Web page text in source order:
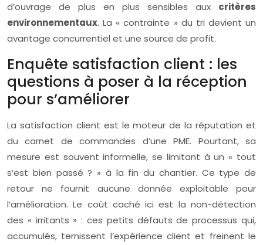
d’ouvrage de plus en plus sensibles aux critères
environnementaux. La « contrainte » du tri devient un
avantage concurrentiel et une source de profit.
Enquête satisfaction client : les
questions à poser à la réception
pour s’améliorer
La satisfaction client est le moteur de la réputation et
du carnet de commandes d’une PME. Pourtant, sa
mesure est souvent informelle, se limitant à un « tout
s’est bien passé ? » à la fin du chantier. Ce type de
retour ne fournit aucune donnée exploitable pour
l’amélioration. Le coût caché ici est la non-détection
des « irritants » : ces petits défauts de processus qui,
accumulés, ternissent l’expérience client et freinent le